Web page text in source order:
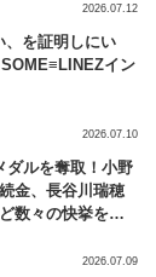
、を証明しにい
イン
2026.07.12
ダルを奪取！小野
金、長谷川瑞穂
数々の快挙をプ
2026.07.10
2026.07.09